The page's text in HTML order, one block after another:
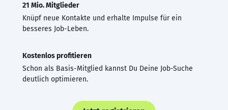
21 Mio. Mitglieder
Knüpf neue Kontakte und erhalte Impulse für ein
besseres Job-Leben.
Kostenlos profitieren
Schon als Basis-Mitglied kannst Du Deine Job-Suche
deutlich optimieren.